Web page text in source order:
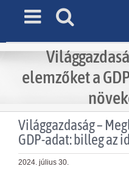
elemzőket a
Világgazdaság –
GDP-adat: billeg az
2024. július 30.